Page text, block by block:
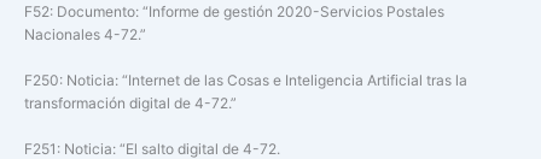
F52: Documento: “Informe de gestión 2020-Servicios Postales
Nacionales 4-72.”
F250: Noticia: “Internet de las Cosas e Inteligencia Artificial tras la
transformación digital de 4-72.”
F251: Noticia: “El salto digital de 4-72.